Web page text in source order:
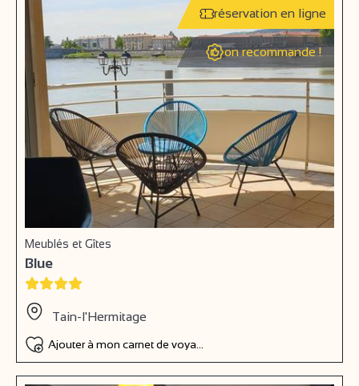
réservation en ligne
on recommande !
Meublés et Gîtes
Blue
Tain-l'Hermitage
Ajouter à mon carnet de voyage